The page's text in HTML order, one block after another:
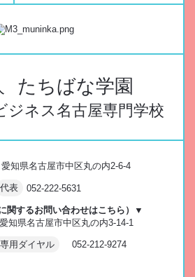
たちばな学園
ジネス名古屋専門学校
知県名古屋市中区丸の内2-6-4
代表 052-222-5631
関するお問い合わせはこちら）▼
知県名古屋市中区丸の内3-14-1
用ダイヤル 052-212-9274